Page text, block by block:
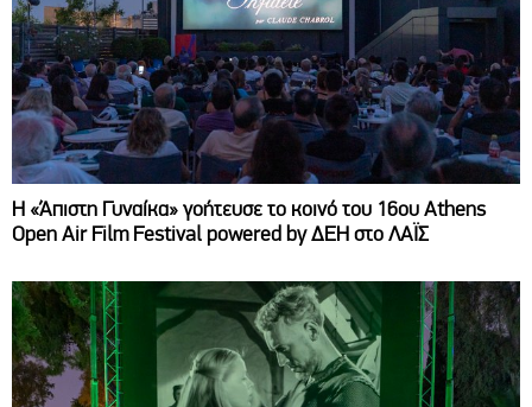
Η «Άπιστη Γυναίκα» γοήτευσε το κοινό του 16ου Athens
Open Air Film Festival powered by ΔΕΗ στο ΛΑΪΣ